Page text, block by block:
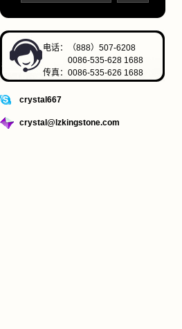
电话：（888）507-6208
0086-535-628 1688
传真：0086-535-626 1688
crystal667
crystal@lzkingstone.com